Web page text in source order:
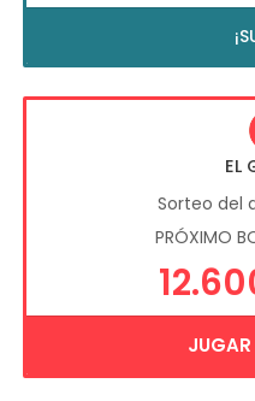
EL
Sorteo del
PRÓXIMO